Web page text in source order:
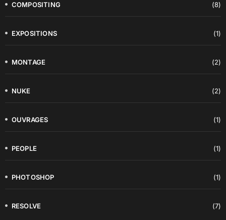
COMPOSITING (8)
EXPOSITIONS (1)
MONTAGE (2)
NUKE (2)
OUVRAGES (1)
PEOPLE (1)
PHOTOSHOP (1)
RESOLVE (7)